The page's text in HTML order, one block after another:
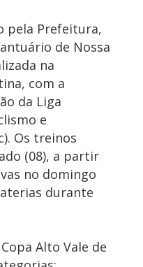
pela Prefeitura,
de Nossa
na
com a
da Liga
e
Os treinos
(08), a partir
no domingo
durante
Alto Vale de